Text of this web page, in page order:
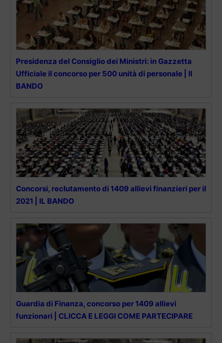
Presidenza del Consiglio dei Ministri: in Gazzetta
Ufficiale il concorso per 500 unità di personale | Il
BANDO
Concorsi, reclutamento di 1409 allievi finanzieri per il
2021 | IL BANDO
Guardia di Finanza, concorso per 1409 allievi
funzionari | CLICCA E LEGGI COME PARTECIPARE